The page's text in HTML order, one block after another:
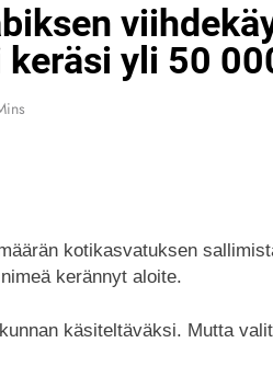
yli 50
kotikasvatuksen
kerännyt aloite.
käsiteltäväksi. Mutta